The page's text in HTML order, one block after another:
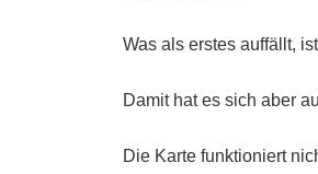
Was als erstes auffällt,
Damit hat es sich aber
Die Karte funktioniert